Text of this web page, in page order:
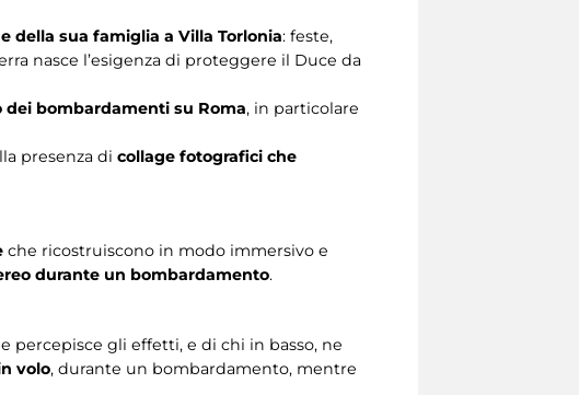
della sua famiglia a Villa Torlonia: feste,
nasce l’esigenza di proteggere il Duce da
dei bombardamenti su Roma, in particolare
presenza di collage fotografici che
che ricostruiscono in modo immersivo e
durante un bombardamento.
percepisce gli effetti, e di chi in basso, ne
volo, durante un bombardamento, mentre